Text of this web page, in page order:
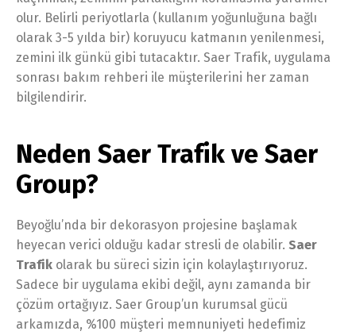
olur. Belirli periyotlarla (kullanım yoğunluğuna bağlı
olarak 3-5 yılda bir) koruyucu katmanın yenilenmesi,
zemini ilk günkü gibi tutacaktır. Saer Trafik, uygulama
sonrası bakım rehberi ile müşterilerini her zaman
bilgilendirir.
Neden Saer Trafik ve Saer
Group?
Beyoğlu’nda bir dekorasyon projesine başlamak
heyecan verici olduğu kadar stresli de olabilir. Saer
Trafik olarak bu süreci sizin için kolaylaştırıyoruz.
Sadece bir uygulama ekibi değil, aynı zamanda bir
çözüm ortağıyız. Saer Group’un kurumsal gücü
arkamızda, %100 müşteri memnuniyeti hedefimiz